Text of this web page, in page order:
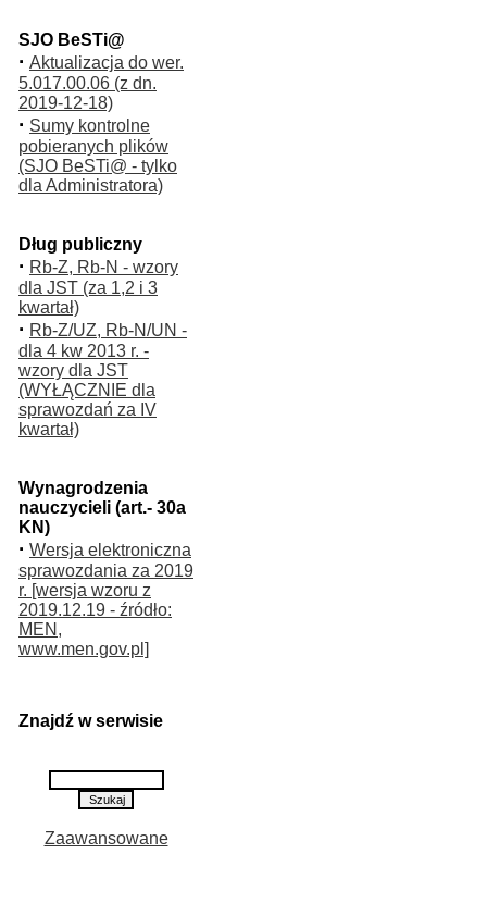
SJO BeSTi@
· Aktualizacja do wer.
5.017.00.06 (z dn.
2019-12-18)
· Sumy kontrolne
pobieranych plików
(SJO BeSTi@ - tylko
dla Administratora)
Dług publiczny
· Rb-Z, Rb-N - wzory
dla JST (za 1,2 i 3
kwartał)
· Rb-Z/UZ, Rb-N/UN -
dla 4 kw 2013 r. -
wzory dla JST
(WYŁĄCZNIE dla
sprawozdań za IV
kwartał)
Wynagrodzenia
nauczycieli (art.- 30a
KN)
· Wersja elektroniczna
sprawozdania za 2019
r. [wersja wzoru z
2019.12.19 - źródło:
MEN,
www.men.gov.pl]
Znajdź w serwisie
Zaawansowane